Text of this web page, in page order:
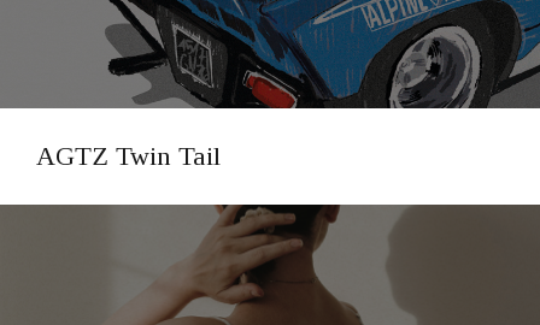
AGTZ Twin Tail